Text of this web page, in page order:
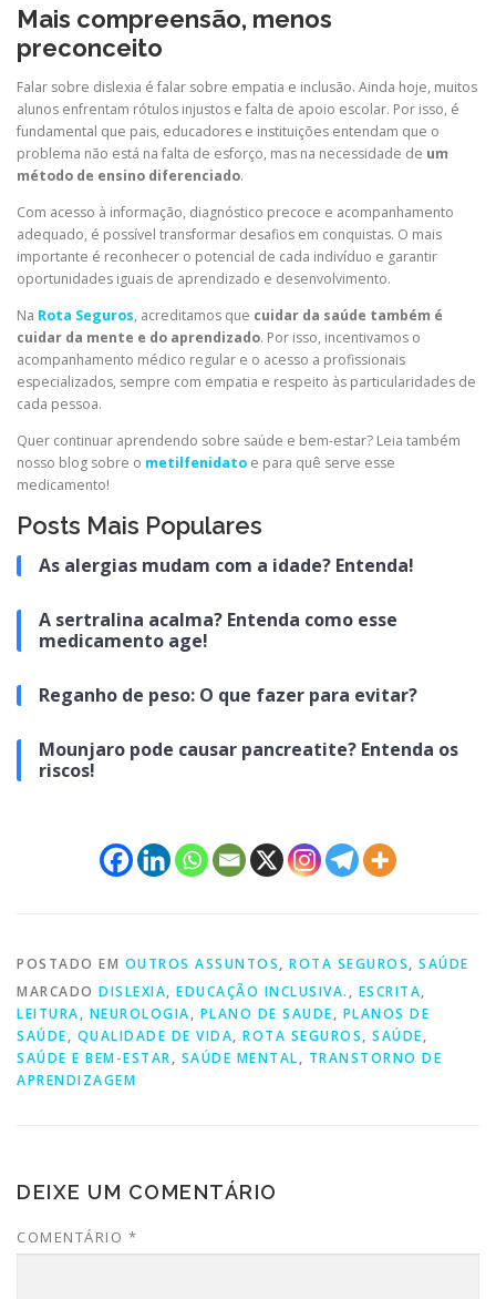
Mais compreensão, menos
preconceito
Falar sobre dislexia é falar sobre empatia e inclusão. Ainda hoje, muitos
alunos enfrentam rótulos injustos e falta de apoio escolar. Por isso, é
fundamental que pais, educadores e instituições entendam que o
problema não está na falta de esforço, mas na necessidade de um
método de ensino diferenciado.
Com acesso à informação, diagnóstico precoce e acompanhamento
adequado, é possível transformar desafios em conquistas. O mais
importante é reconhecer o potencial de cada indivíduo e garantir
oportunidades iguais de aprendizado e desenvolvimento.
Na Rota Seguros, acreditamos que cuidar da saúde também é
cuidar da mente e do aprendizado. Por isso, incentivamos o
acompanhamento médico regular e o acesso a profissionais
especializados, sempre com empatia e respeito às particularidades de
cada pessoa.
Quer continuar aprendendo sobre saúde e bem-estar? Leia também
nosso blog sobre o metilfenidato e para quê serve esse
medicamento!
Posts Mais Populares
As alergias mudam com a idade? Entenda!
A sertralina acalma? Entenda como esse
medicamento age!
Reganho de peso: O que fazer para evitar?
Mounjaro pode causar pancreatite? Entenda os
riscos!
POSTADO EM OUTROS ASSUNTOS, ROTA SEGUROS, SAÚDE
MARCADO DISLEXIA, EDUCAÇÃO INCLUSIVA. , ESCRITA,
LEITURA, NEUROLOGIA, PLANO DE SAUDE, PLANOS DE
SAÚDE, QUALIDADE DE VIDA, ROTA SEGUROS, SAÚDE,
SAÚDE E BEM-ESTAR, SAÚDE MENTAL, TRANSTORNO DE
APRENDIZAGEM
DEIXE UM COMENTÁRIO
COMENTÁRIO *